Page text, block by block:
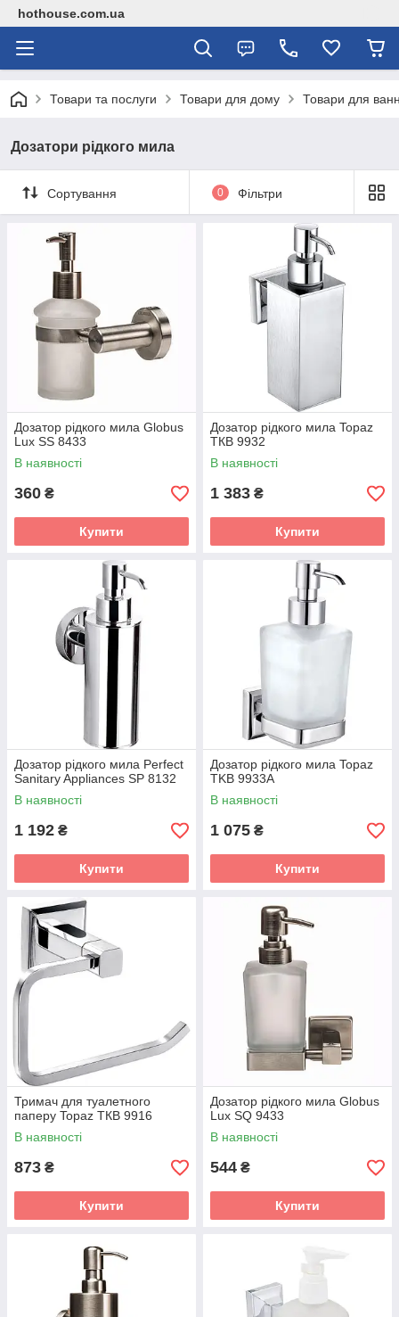
hothouse.com.ua
Товари та послуги Товари для дому Товари для
Дозатори рідкого мила
Сортування 0 Фільтри
Дозатор рідкого мила Globus
Lux SS 8433
В наявності
360 ₴
Купити
Дозатор рідкого мила Topaz
TКВ 9932
В наявності
1 383 ₴
Купити
Дозатор рідкого мила Perfect
Sanitary Appliances SP 8132
В наявності
1 192 ₴
Купити
Дозатор рідкого мила Topaz
TKB 9933А
В наявності
1 075 ₴
Купити
Тримач для туалетного
паперу Topaz TКВ 9916
В наявності
873 ₴
Купити
Дозатор рідкого мила Globus
Lux SQ 9433
В наявності
544 ₴
Купити